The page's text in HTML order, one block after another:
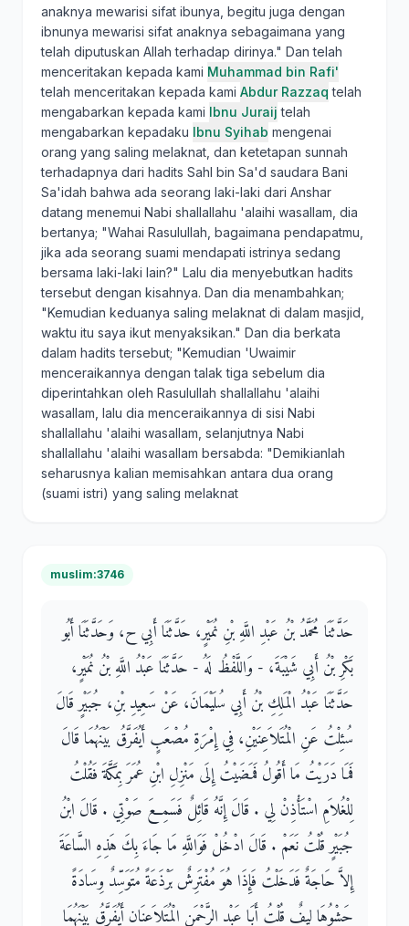
anaknya mewarisi sifat ibunya, begitu juga dengan
ibnunya mewarisi sifat anaknya sebagaimana yang
telah diputuskan Allah terhadap dirinya." Dan telah
menceritakan kepada kami Muhammad bin Rafi'
telah menceritakan kepada kami Abdur Razzaq telah
mengabarkan kepada kami Ibnu Juraij telah
mengabarkan kepadaku Ibnu Syihab mengenai
orang yang saling melaknat, dan ketetapan sunnah
terhadapnya dari hadits Sahl bin Sa'd saudara Bani
Sa'idah bahwa ada seorang laki-laki dari Anshar
datang menemui Nabi shallallahu 'alaihi wasallam, dia
bertanya; "Wahai Rasulullah, bagaimana pendapatmu,
jika ada seorang suami mendapati istrinya sedang
bersama laki-laki lain?" Lalu dia menyebutkan hadits
tersebut dengan kisahnya. Dan dia menambahkan;
"Kemudian keduanya saling melaknat di dalam masjid,
waktu itu saya ikut menyaksikan." Dan dia berkata
dalam hadits tersebut; "Kemudian 'Uwaimir
menceraikannya dengan talak tiga sebelum dia
diperintahkan oleh Rasulullah shallallahu 'alaihi
wasallam, lalu dia menceraikannya di sisi Nabi
shallallahu 'alaihi wasallam, selanjutnya Nabi
shallallahu 'alaihi wasallam bersabda: "Demikianlah
seharusnya kalian memisahkan antara dua orang
(suami istri) yang saling melaknat
muslim:3746
حَدَّثَنَا مُحَمَّدُ بْنُ عَبْدِ اللَّهِ بْنِ نُمَيْرٍ، حَدَّثَنَا أَبِي ح، وَحَدَّثَنَا أَبُو
بَكْرِ بْنُ أَبِي شَيْبَةَ، - وَاللَّفْظُ لَهُ - حَدَّثَنَا عَبْدُ اللَّهِ بْنُ نُمَيْرٍ،
حَدَّثَنَا عَبْدُ الْمَلِكِ بْنُ أَبِي سُلَيْمَانَ، عَنْ سَعِيدِ بْنِ، جُبَيْرٍ قَالَ
سُئِلْتُ عَنِ الْمُتَلاَعِنَيْنِ، فِي إِمْرَةِ مُصْعَبٍ أَيُفَرَّقُ بَيْنَهُمَا قَالَ
فَمَا دَرَيْتُ مَا أَقُولُ فَمَضَيْتُ إِلَى مَنْزِلِ ابْنِ عُمَرَ بِمَكَّةَ فَقُلْتُ
لِلْغُلاَمِ اسْتَأْذِنْ لِي ‏.‏ قَالَ إِنَّهُ قَائِلٌ فَسَمِعَ صَوْتِي ‏.‏ قَالَ ابْنُ
جُبَيْرٍ قُلْتُ نَعَمْ ‏.‏ قَالَ ادْخُلْ فَوَاللَّهِ مَا جَاءَ بِكَ هَذِهِ السَّاعَةَ
إِلاَّ حَاجَةٌ فَدَخَلْتُ فَإِذَا هُوَ مُفْتَرِشٌ بَرْذَعَةً مُتَوَسِّدٌ وِسَادَةً
حَشْوُهَا لِيفٌ قُلْتُ أَبَا عَبْدِ الرَّحْمَنِ الْمُتَلاَعِنَانِ أَيُفَرَّقُ بَيْنَهُمَا